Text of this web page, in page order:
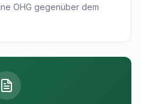
OHG gegenüber dem